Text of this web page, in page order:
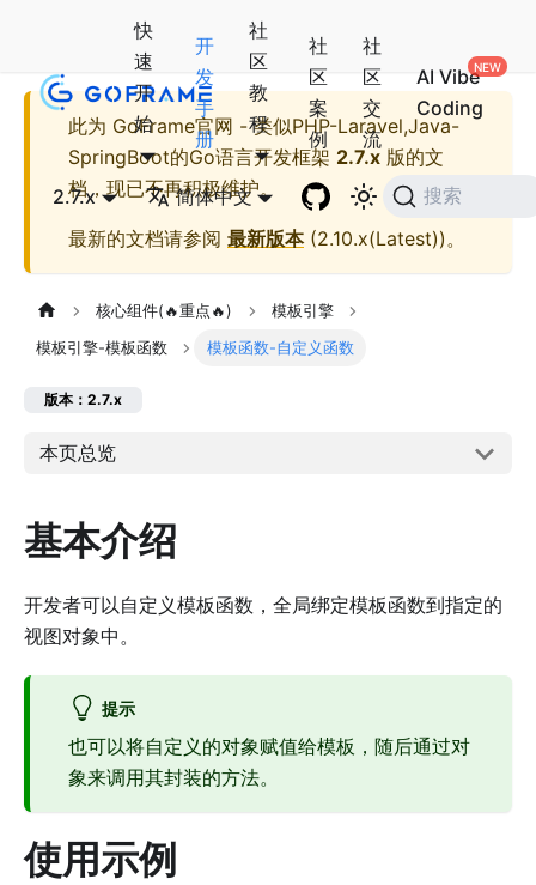
快
速
开
始
开
发
手
册
社
区
教
程
社
区
案
例
社
区
交
流
AI Vibe
Coding
2.7.x 简体中文 搜索
此为 GoFrame官网 - 类似PHP-Laravel,Java-
SpringBoot的Go语言开发框架 2.7.x 版的文
档，现已不再积极维护。
最新的文档请参阅 最新版本(2.10.x(Latest))。
核心组件(🔥重点🔥) 模板引擎
模板引擎-模板函数 模板函数-自定义函数
版本：2.7.x
本页总览
基本介绍
开发者可以自定义模板函数，全局绑定模板函数到指定的
视图对象中。
提示
也可以将自定义的对象赋值给模板，随后通过对
象来调用其封装的方法。
使用示例